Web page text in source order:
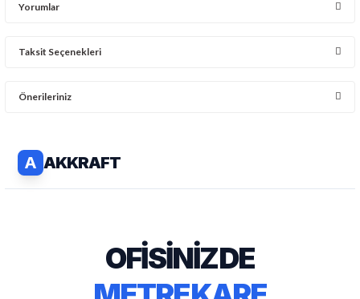
Yorumlar
Taksit Seçenekleri
Önerileriniz
Bu ürünün fiyat bilgisi, resim, ürün açıklamalarında ve diğer
konularda yetersiz gördüğünüz noktaları öneri formunu kullanarak
tarafımıza iletebilirsiniz.
Ürün resmi kalitesiz, bozuk veya görüntülenemiyor.
Ürün açıklamasında eksik bilgiler bulunuyor.
Ürün bilgilerinde hatalar bulunuyor.